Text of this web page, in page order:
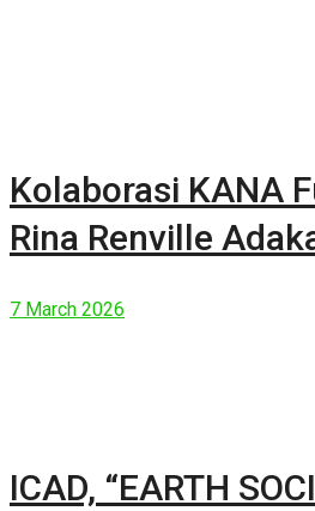
Kolaborasi KANA
Rina Renville
7 March 2026
ICAD, “EARTH